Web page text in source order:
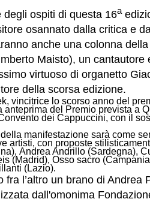
degli ospiti di questa 16a
osannato dalla critica e
anche una colonna
Maisto), un cantautore
virtuoso di organetto
della scorsa edizione.
vincitrice lo scorso anno del
anteprima del Premio prevista a
dei Cappuccini, con il
manifestazione sarà come
artisti, con proposte
Andrea Andrillo (Sardegna),
(Madrid), Osso sacro
(Lazio).
l’altro un brano di Andrea
dall'omonima